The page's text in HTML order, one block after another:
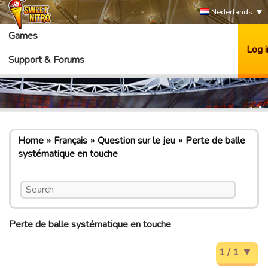
Nederlands
Games
Support & Forums
Log
Home Français Question sur le jeu
Perte de balle
systématique en touche
Perte de balle systématique en touche
1 / 1